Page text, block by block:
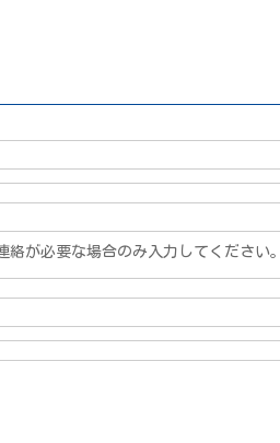
絡が必要な場合のみ入力してください。